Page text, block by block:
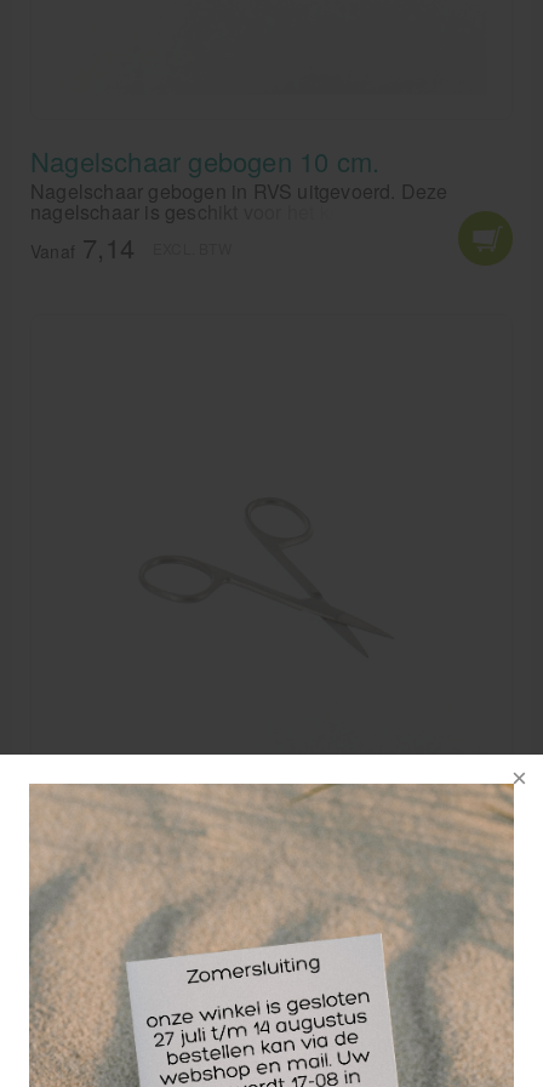
Nagelschaar gebogen 10 cm.
Nagelschaar gebogen in RVS uitgevoerd. Deze
nagelschaar is geschikt voor het knippen van
teennagels en de nagels van vingers.
Vanaf 7,14
Nagelschaar recht 10 cm
Nagelschaar recht, afmeting 10 cm. Nagelschaar in
RVS uitvoering voor het knippen van teennagels en
vinger nagels.
8,22 EXCL. BTW